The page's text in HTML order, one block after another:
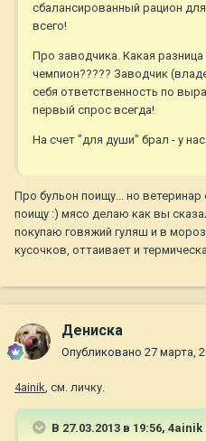
сбалансированный рацион
всего!
Про заводчика. Какая разница
чемпион????? Заводчик
себя ответственность по
первый спрос всегда!
На счет "для души" брал - у
Про бульон поищу... но
поищу :) мясо делаю как вы
покупаю говяжий гуляш и в
кусочков, оттаивает и
Дениска
Опубликовано 27 марта,
4ainik, см. личку.
В 27.03.2013 в 19:56, 4ainik